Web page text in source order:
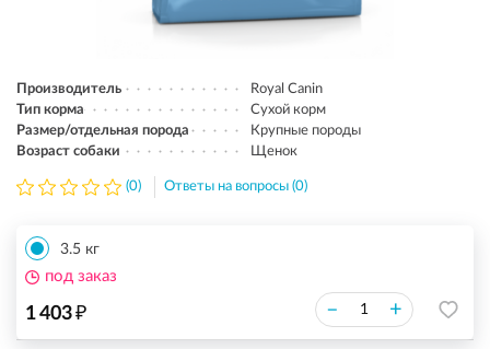
Производитель
Royal Canin
Тип корма
Сухой корм
Размер/отдельная порода
Крупные породы
Возраст собаки
Щенок
(0) Ответы на вопросы (0)
3.5 кг
1 403₽ – +
под заказ